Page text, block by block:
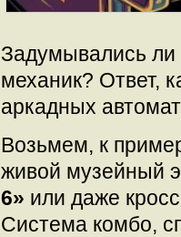
Задумывались ли
механик? Ответ,
аркадных
Возьмем, к
живой музейный
6» или даже
Система комбо,